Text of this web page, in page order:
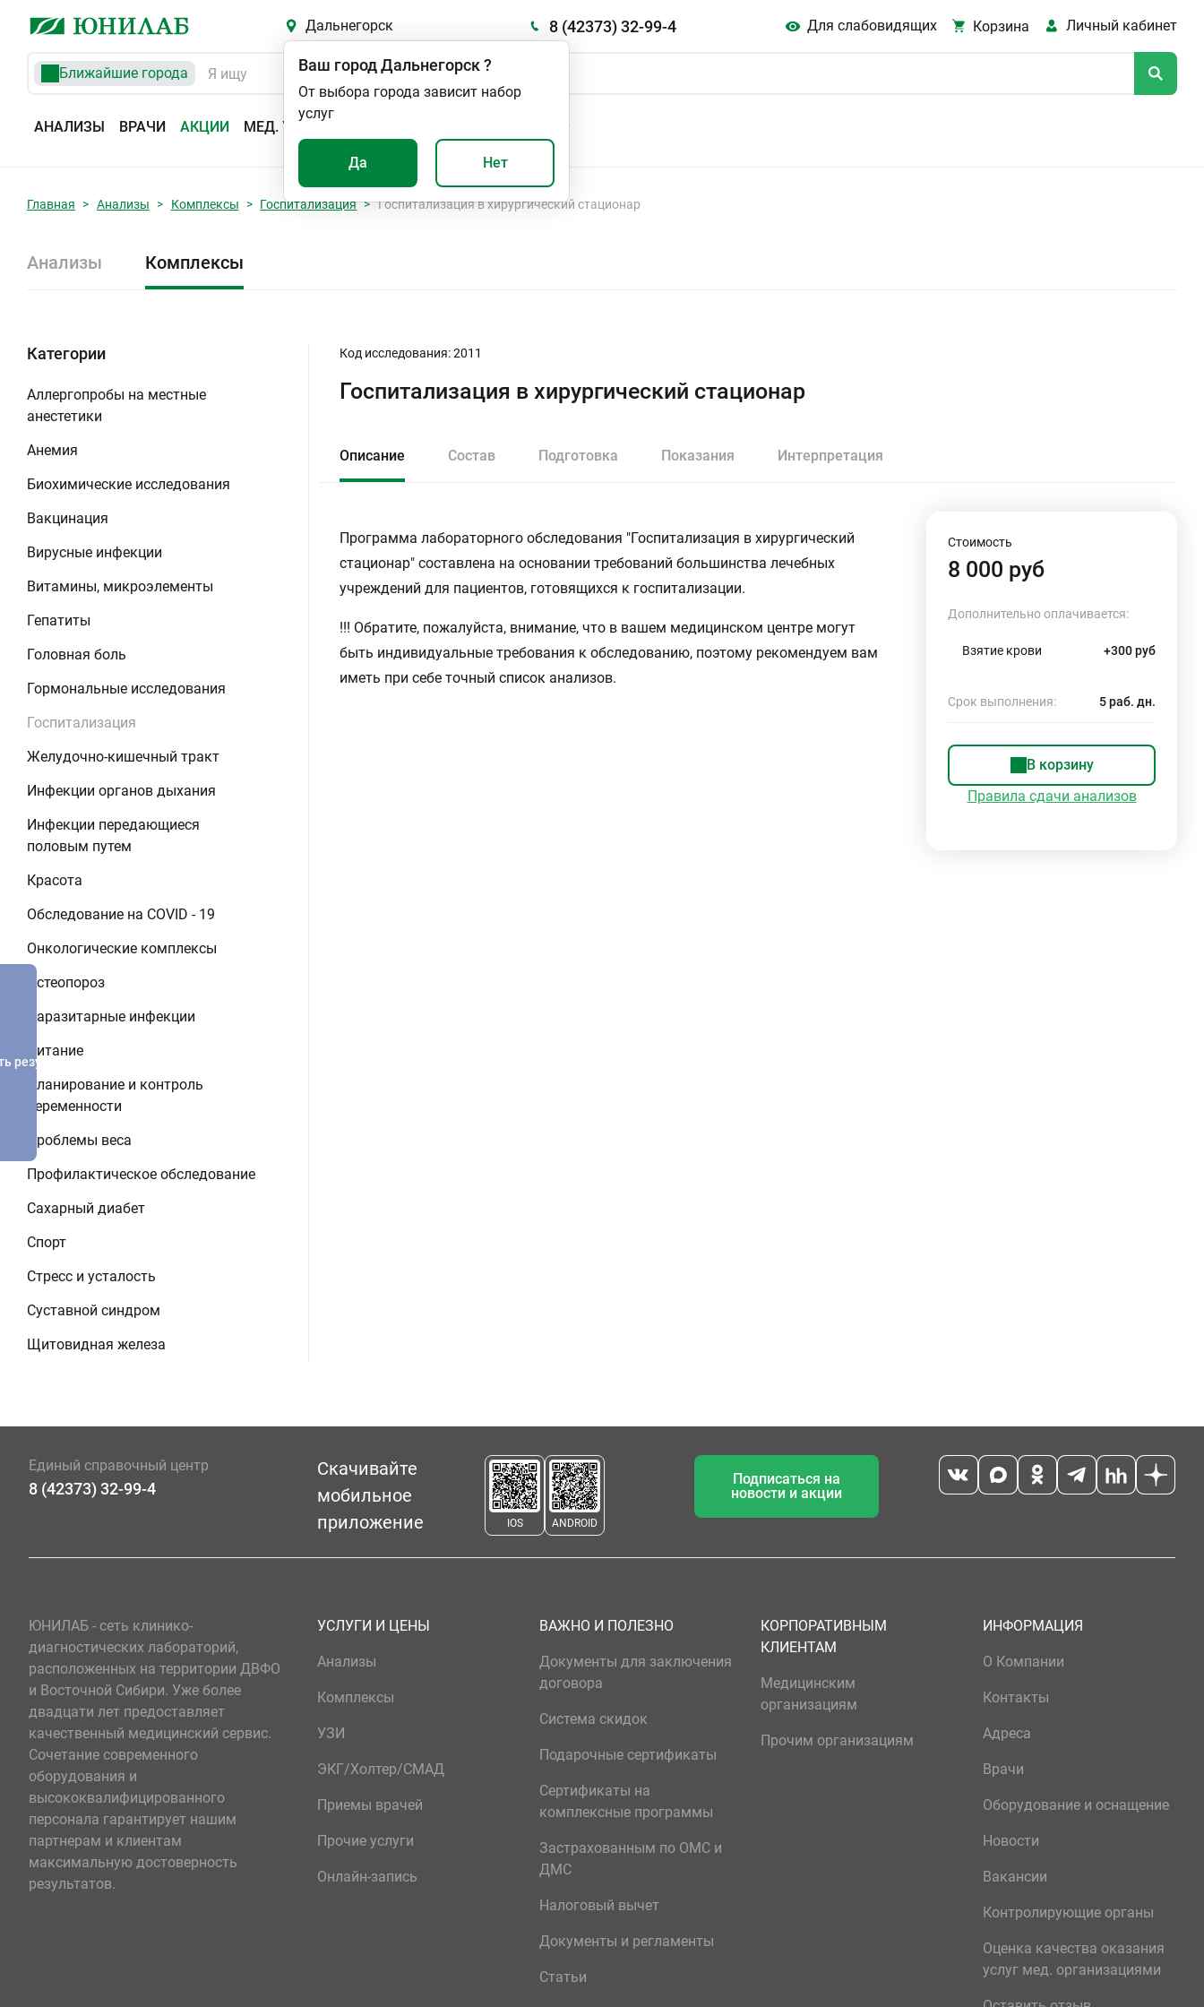
Дальнегорск 8 (42373) 32-99-4 Для слабовидящих Корзина Личный кабинет
Ближайшие города
АНАЛИЗЫ ВРАЧИ АКЦИИ МЕД. УСЛУГИ
Ваш городДальнегорск?
От выбора города зависит набор
услуг
Да Нет
Главная Анализы Комплексы Госпитализация Госпитализация в хирургический стационар
Анализы Комплексы
Категории
Аллергопробы на местные
анестетики
Анемия
Биохимические исследования
Вакцинация
Вирусные инфекции
Витамины, микроэлементы
Гепатиты
Головная боль
Гормональные исследования
Госпитализация
Желудочно-кишечный тракт
Инфекции органов дыхания
Инфекции передающиеся
половым путем
Красота
Обследование на COVID - 19
Онкологические комплексы
Остеопороз
Паразитарные инфекции
Питание
Планирование и контроль
беременности
Проблемы веса
Профилактическое обследование
Сахарный диабет
Спорт
Стресс и усталость
Суставной синдром
Щитовидная железа
Код исследования: 2011
Госпитализация в хирургический стационар
Описание Состав Подготовка Показания Интерпретация
Программа лабораторного обследования "Госпитализация в хирургический
стационар" составлена на основании требований большинства лечебных
учреждений для пациентов, готовящихся к госпитализации.
!!! Обратите, пожалуйста, внимание, что в вашем медицинском центре могут
быть индивидуальные требования к обследованию, поэтому рекомендуем вам
иметь при себе точный список анализов.
Стоимость
8 000 руб
Дополнительно оплачивается:
Взятие крови +300 руб
Срок выполнения: 5 раб. дн.
В корзину
Правила сдачи анализов
результатов
Единый справочный центр
8 (42373) 32-99-4
Скачивайте
мобильное
приложение
IOS ANDROID
Подписаться на
новости и акции
ЮНИЛАБ - сеть клинико-
диагностических лабораторий,
расположенных на территории ДВФО
и Восточной Сибири. Уже более
двадцати лет предоставляет
качественный медицинский сервис.
Сочетание современного
оборудования и
высококвалифицированного
персонала гарантирует нашим
партнерам и клиентам
максимальную достоверность
результатов.
УСЛУГИ И ЦЕНЫ
Анализы
Комплексы
УЗИ
ЭКГ/Холтер/СМАД
Приемы врачей
Прочие услуги
Онлайн-запись
ВАЖНО И ПОЛЕЗНО
Документы для заключения
договора
Система скидок
Подарочные сертификаты
Сертификаты на
комплексные программы
Застрахованным по ОМС и
ДМС
Налоговый вычет
Документы и регламенты
Статьи
КОРПОРАТИВНЫМ
КЛИЕНТАМ
Медицинским
организациям
Прочим организациям
ИНФОРМАЦИЯ
О Компании
Контакты
Адреса
Врачи
Оборудование и оснащение
Новости
Вакансии
Контролирующие органы
Оценка качества оказания
услуг мед. организациями